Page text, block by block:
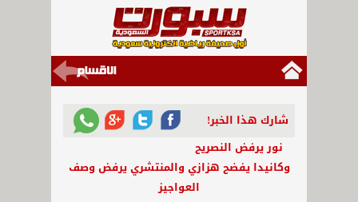
شارك هذا الخبر!
نور يرفض النصريح
وكانيدا يفضح هزازي والمنتشري يرفض وصف
العواجيز